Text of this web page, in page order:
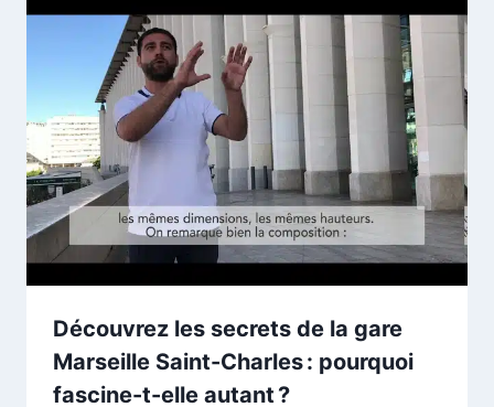
Découvrez les secrets de la gare
Marseille Saint-Charles : pourquoi
fascine-t-elle autant ?